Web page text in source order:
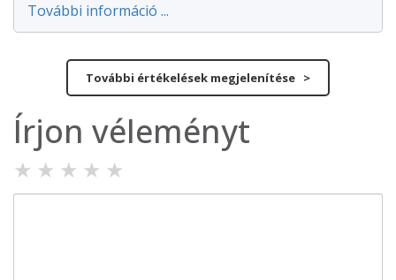
További információ ...
További értékelések megjelenítése >
Írjon véleményt
★ ★ ★ ★ ★